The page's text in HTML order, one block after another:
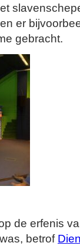
er
gebracht.
de erfenis
betrof